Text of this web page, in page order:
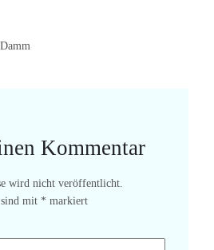
Kommentar
wird nicht veröffentlicht.
mit * markiert